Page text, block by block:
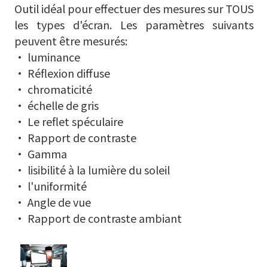
Outil idéal pour effectuer des mesures sur TOUS
les types d'écran. Les paramètres suivants
peuvent être mesurés:
• luminance
• Réflexion diffuse
• chromaticité
• échelle de gris
• Le reflet spéculaire
• Rapport de contraste
• Gamma
• lisibilité à la lumière du soleil
• l'uniformité
• Angle de vue
• Rapport de contraste ambiant